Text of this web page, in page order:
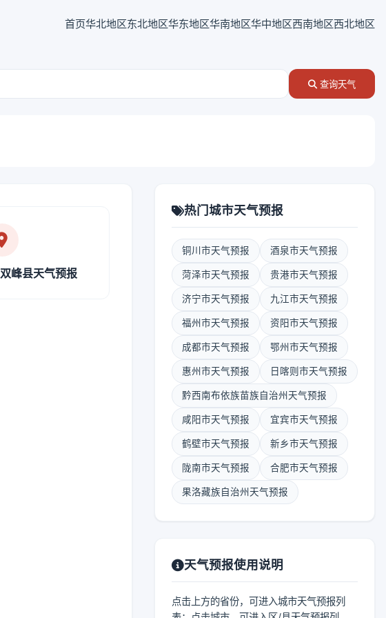
首页华北地区东北地区华东地区华南地区华中地区西南地区西北地区
查询天气
双峰县天气预报
热门城市天气预报
铜川市天气预报 酒泉市天气预报
菏泽市天气预报 贵港市天气预报
济宁市天气预报 九江市天气预报
福州市天气预报 资阳市天气预报
成都市天气预报 鄂州市天气预报
惠州市天气预报 日喀则市天气预报
黔西南布依族苗族自治州天气预报
咸阳市天气预报 宜宾市天气预报
鹤壁市天气预报 新乡市天气预报
陇南市天气预报 合肥市天气预报
果洛藏族自治州天气预报
天气预报使用说明
点击上方的省份，可进入城市天气预报列